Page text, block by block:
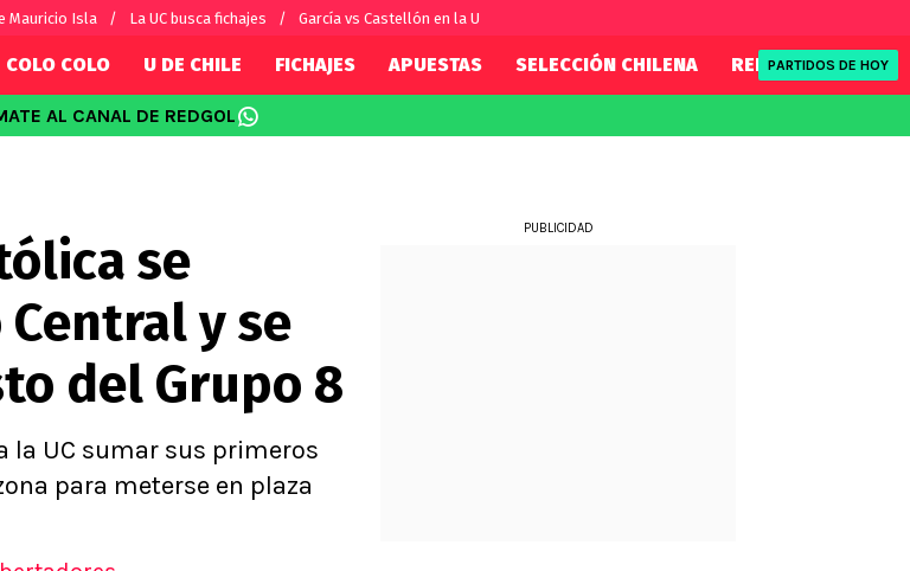
Mauricio Isla La UC busca fichajes García vs Castellón en la U
Fútbol Argentino
Fútbol Brasileño
Premier League
Serie A
La Liga
Bundesliga
COLO COLO U DE CHILE FICHAJES APUESTAS SELECCIÓN CHILENA REDSPORT
PARTIDOS DE HOY
AL CANAL DE REDGOL
se
y se
del Grupo 8
la UC sumar sus primeros
para meterse en plaza
PUBLICIDAD